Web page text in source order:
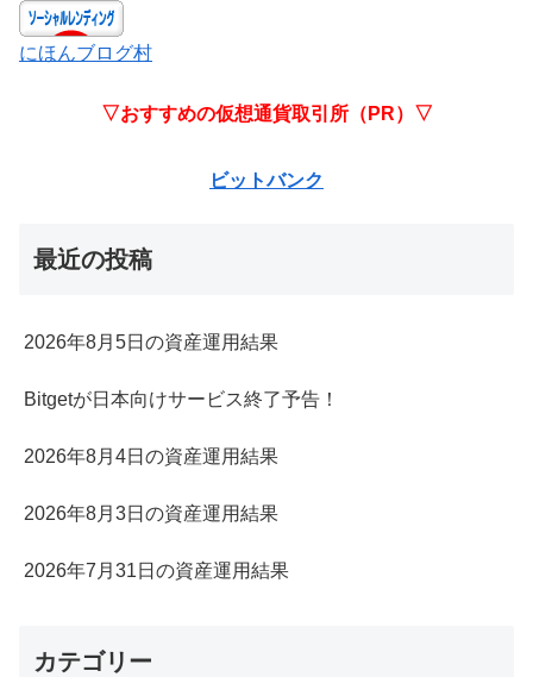
にほんブログ村
▽おすすめの仮想通貨取引所（PR）▽
ビットバンク
最近の投稿
2026年8月5日の資産運用結果
Bitgetが日本向けサービス終了予告！
2026年8月4日の資産運用結果
2026年8月3日の資産運用結果
2026年7月31日の資産運用結果
カテゴリー